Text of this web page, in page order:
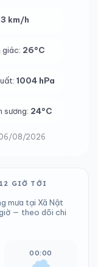
3 km/h
giác: 26°C
1004 hPa
sương: 24°C
06/08/2026
GIỜ TỚI
mưa tại Xã Nật
— theo dõi chi
00:00